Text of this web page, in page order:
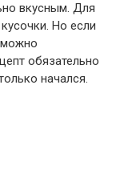
вкусным. Для
Но если
обязательно
начался.